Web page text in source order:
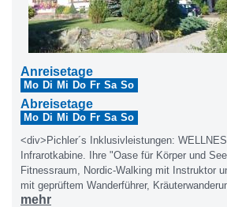
Anreisetage
Mo Di Mi Do Fr Sa So
Abreisetage
Mo Di Mi Do Fr Sa So
<div>Pichler´s Inklusivleistungen:
Infrarotkabine. Ihre "Oase für Körper und
Fitnessraum, Nordic-Walking mit Instruktor
mit geprüftem Wanderführer,
Sommer (Preis je nach Führer), große
mehr